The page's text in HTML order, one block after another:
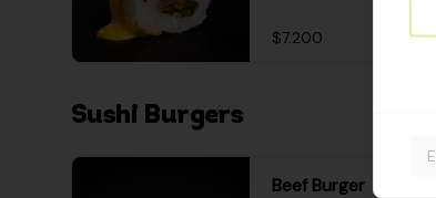
$7.200
Sushi Burgers
Beef Burger